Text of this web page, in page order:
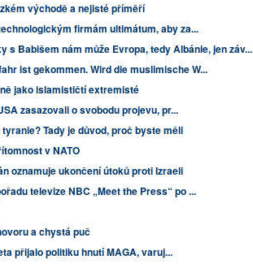
východě a nejisté příměří
firmám ultimátum, aby za...
s Babišem nám může Evropa, tedy Albánie, jen záv...
ist gekommen. Wird die muslimische W...
jako islamističtí extremisté
zasazovali o svobodu projevu, pr...
Tady je důvod, proč byste měli
v NATO
oznamuje ukončení útoků proti Izraeli
televize NBC „Meet the Press“ po ...
a chystá puč
přijalo politiku hnutí MAGA, varuj...